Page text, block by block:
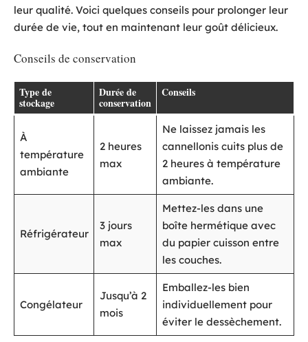
leur qualité. Voici quelques conseils pour prolonger leur
durée de vie, tout en maintenant leur goût délicieux.
Conseils de conservation
Type de
stockage
Durée de
conservation
Conseils
À
température
ambiante
2 heures
max
Ne laissez jamais les
cannellonis cuits plus de
2 heures à température
ambiante.
Réfrigérateur
3 jours
max
Mettez-les dans une
boîte hermétique avec
du papier cuisson entre
les couches.
Congélateur
Jusqu’à 2
mois
Emballez-les bien
individuellement pour
éviter le dessèchement.